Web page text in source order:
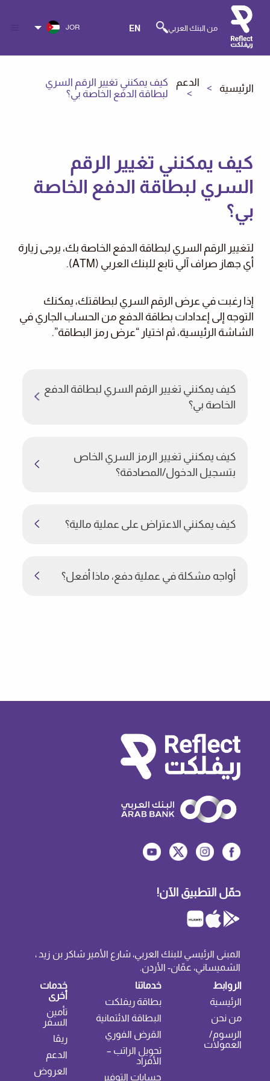
من البنك العربي EN
JOR
الرئيسية الدعم
كيف يمكنني تغيير الرقم السري
لبطاقة الدفع الخاصة بي؟
كيف يمكنني تغيير الرقم
السري لبطاقة الدفع الخاصة
بي؟
لتغيير الرقم السري لبطاقة الدفع الخاصة بك، يرجى زيارة
أي جهاز صراف آلي تابع للبنك العربي (ATM).
إذا رغبت في عرض الرقم السري لبطاقتك، يمكنك
التوجه إلى إعدادات بطاقة الدفع من الحساب الجاري في
الشاشة الرئيسية، ثم اختيار “عرض رمز البطاقة”.
كيف يمكنني تغيير الرقم السري لبطاقة الدفع
الخاصة بي؟
كيف يمكنني تغيير الرمز السري الخاص
بتسجيل الدخول/المصادقة؟
كيف يمكنني الاعتراض على عملية مالية؟
أواجه مشكلة في عملية دفع، ماذا أفعل؟
حمّل التطبيق الآن!
المبنى الرئيسي للبنك العربي، شارع الأمير شاكر بن زيد ،
الشميساني، عمّان- الأردن.
الروابط
الرئيسية
من نحن
الرسوم/
العمولات
خدماتنا
بطاقة ريفلكت
البطاقة الائتمانية
القرض الفوري
تحويل الراتب –
الأفراد
حسابات التوفير
خدمات
أخرى
تأمين
السفر
ريڤا
الدعم
العروض